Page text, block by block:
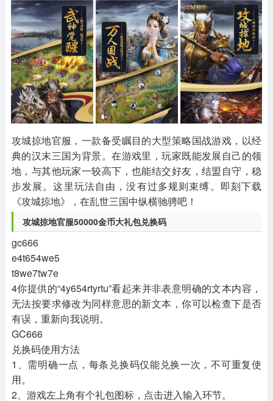
269款应用
2716款应用
515款应用
其他
1654款应用
游戏助手
515款应用
MOD游戏
1056款应用
攻城掠地官服，一款备受瞩目的大型策略国战游戏，以经
典的汉末三国为背景。在游戏里，玩家既能发展自己的领
地，与其他玩家一较高下，也能结交好友，结盟自守，稳
步发展。这里玩法自由，没有过多规则束缚。即刻下载
《攻城掠地》，在乱世三国中纵横驰骋吧！
攻城掠地官服50000金币大礼包兑换码
gc666
e4t654we5
t8we7tw7e
4你提供的“4y654rtyrtu”看起来并非表意明确的文本内容，
无法按要求修改为同样意思的新文本，你可以检查下是否
有误，重新向我说明。
GC666
兑换码使用方法
1、需明确一点，每条兑换码仅能兑换一次，不可重复使
用。
2、游戏左上角有个礼包图标，点击进入输入环节。